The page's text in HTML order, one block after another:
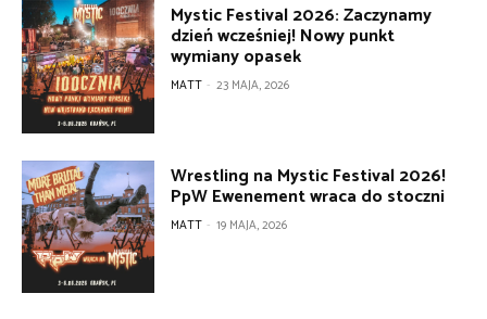
Mystic Festival 2026: Zaczynamy
dzień wcześniej! Nowy punkt
wymiany opasek
MATT - 23 MAJA, 2026
Wrestling na Mystic Festival 2026!
PpW Ewenement wraca do stoczni
MATT - 19 MAJA, 2026